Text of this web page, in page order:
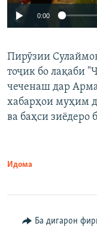
Auto
0:00
Пирӯзии
тоҷик бо лақаби
чеченаш дар
хабарҳои муҳим
ва баҳси зиёдеро
Идома
Ба дигарон